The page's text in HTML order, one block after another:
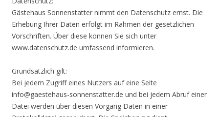
Gästehaus Sonnenstatter nimmt den Datenschutz ernst. Die
Erhebung Ihrer Daten erfolgt im Rahmen der gesetzlichen
Vorschriften. Über diese können Sie sich unter
www.datenschutz.de umfassend informieren.
Grundsätzlich gilt:
Bei jedem Zugriff eines Nutzers auf eine Seite
info@gaestehaus-sonnenstatter.de und bei jedem Abruf einer
Datei werden über diesen Vorgang Daten in einer